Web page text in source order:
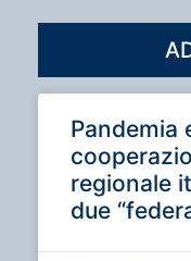
Pandemia
regionale
due